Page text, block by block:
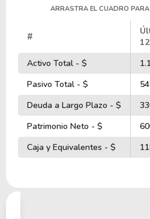
ARRASTRA EL CUADRO
#
Activo Total - $
Pasivo Total - $
Deuda a Largo Plazo - $
Patrimonio Neto - $
Caja y Equivalentes - $